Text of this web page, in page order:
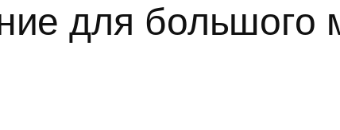
для большого